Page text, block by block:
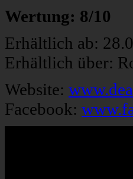
Wertung: 8/10
Erhältlich ab:
Erhältlich über:
Website:
Facebook: